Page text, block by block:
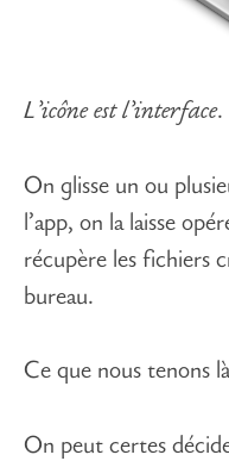
L’icône est l’interface.
On glisse un ou
l’app, on la laisse
récupère les fichiers
bureau.
Ce que nous tenons
On peut certes